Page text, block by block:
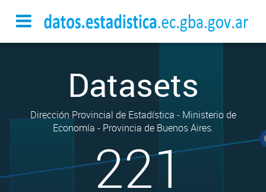
Datasets
Dirección Provincial de Estadística - Ministerio de
Economía - Provincia de Buenos Aires.
221